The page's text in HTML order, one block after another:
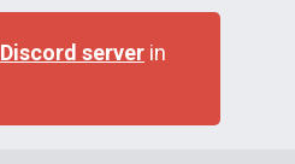
Discord server in